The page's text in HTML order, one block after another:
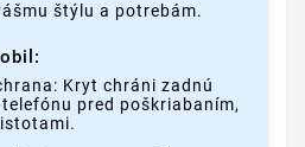
štýlu a potrebám.
Kryt chráni zadnú
pred poškriabaním,